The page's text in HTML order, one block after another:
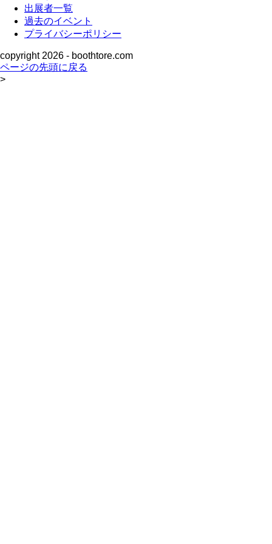
出展者一覧
過去のイベント
プライバシーポリシー
copyright2026 - boothtore.com
ページの先頭に戻る
>